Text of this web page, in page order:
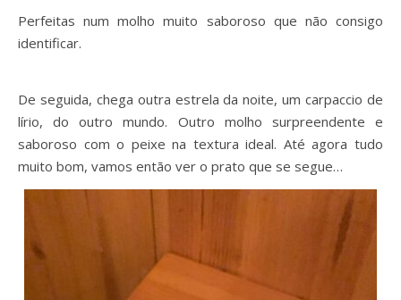
Perfeitas num molho muito saboroso que não consigo
identificar.
De seguida, chega outra estrela da noite, um carpaccio de
lírio, do outro mundo. Outro molho surpreendente e
saboroso com o peixe na textura ideal. Até agora tudo
muito bom, vamos então ver o prato que se segue…